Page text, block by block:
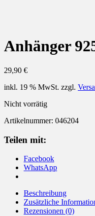
Anhänger
29,90 €
inkl. 19 % MwSt. zzgl.
Nicht vorrätig
Artikelnummer: 046204
Teilen mit:
Facebook
WhatsApp
Beschreibung
Zusätzliche
Rezensionen (0)